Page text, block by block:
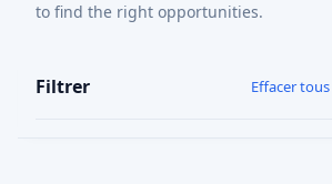
to find the right opportunities.
Filtrer Effacer